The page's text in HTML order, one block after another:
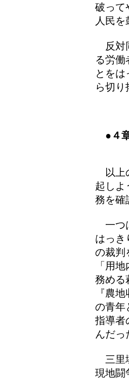
破って
人民
反対
る労働
とを
ら切
●４
以上
起しよ
務を確
一つ
はっき
の裁判
「用
務める
『農
の青年
指導者
んだっ
三里
現地闘